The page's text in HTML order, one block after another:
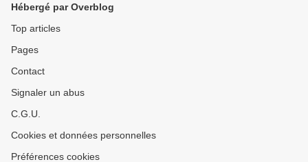
Hébergé par Overblog
Top articles
Pages
Contact
Signaler un abus
C.G.U.
Cookies et données personnelles
Préférences cookies